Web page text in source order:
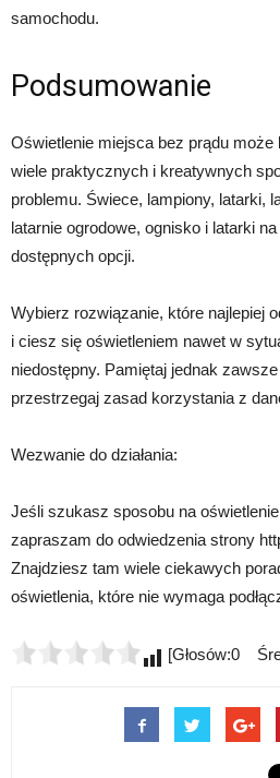
samochodu.
Podsumowanie
Oświetlenie miejsca bez prądu
wiele praktycznych i kreatywnych
problemu. Świece, lampiony, latarki,
latarnie ogrodowe, ognisko i latarki
dostępnych opcji.
Wybierz rozwiązanie, które najlepiej
i ciesz się oświetleniem nawet w
niedostępny. Pamiętaj jednak
przestrzegaj zasad korzystania z
Wezwanie do działania:
Jeśli szukasz sposobu na
zapraszam do odwiedzenia strony
Znajdziesz tam wiele ciekawych
oświetlenia, które nie wymaga
[Głosów:0